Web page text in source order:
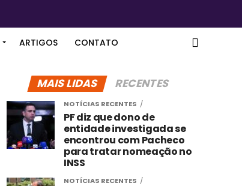
ARTIGOS CONTATO
MAIS LIDAS RECENTES
NOTÍCIAS RECENTES
PF diz que dono de
entidade investigada se
encontrou com Pacheco
para tratar nomeação no
INSS
NOTÍCIAS RECENTES